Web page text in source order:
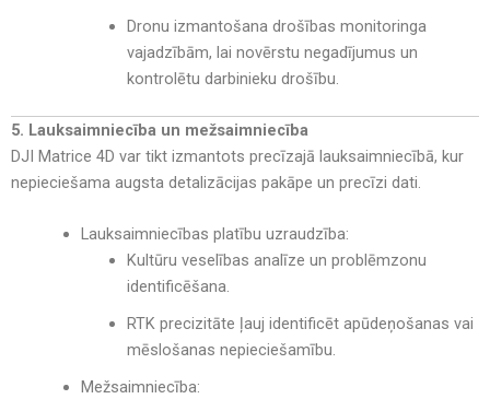
Dronu izmantošana drošības monitoringa
vajadzībām, lai novērstu negadījumus un
kontrolētu darbinieku drošību.
5. Lauksaimniecība un mežsaimniecība
DJI Matrice 4D var tikt izmantots precīzajā lauksaimniecībā, kur
nepieciešama augsta detalizācijas pakāpe un precīzi dati.
Lauksaimniecības platību uzraudzība:
Kultūru veselības analīze un problēmzonu
identificēšana.
RTK precizitāte ļauj identificēt apūdeņošanas vai
mēslošanas nepieciešamību.
Mežsaimniecība: